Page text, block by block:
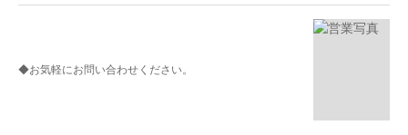
◆お気軽にお問い合わせください。